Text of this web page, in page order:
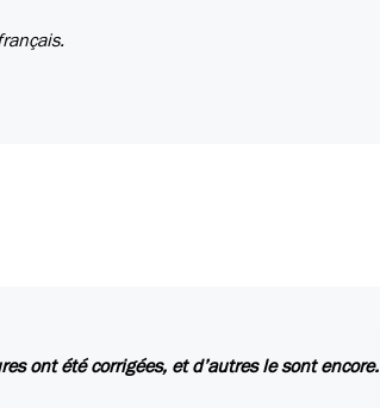
ont été corrigées, et d’autres le sont encore.